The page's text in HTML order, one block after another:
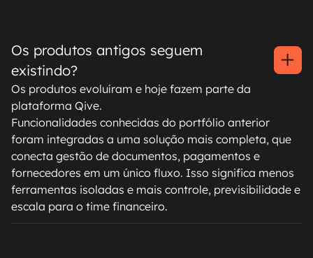
Os produtos antigos seguem
existindo?
Os produtos evoluíram e hoje fazem parte da
plataforma Qive.
Funcionalidades conhecidas do portfólio anterior
foram integradas a uma solução mais completa, que
conecta gestão de documentos, pagamentos e
fornecedores em um único fluxo. Isso significa menos
ferramentas isoladas e mais controle, previsibilidade e
escala para o time financeiro.